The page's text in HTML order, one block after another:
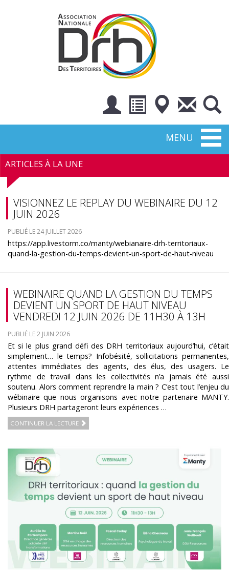
MENU
ARTICLES À LA UNE
VISIONNEZ LE REPLAY DU WEBINAIRE DU 12
JUIN 2026
PUBLIÉ LE 24 JUILLET 2026
https://app.livestorm.co/manty/webianaire-drh-territoriaux-
quand-la-gestion-du-temps-devient-un-sport-de-haut-niveau
WEBINAIRE QUAND LA GESTION DU TEMPS
DEVIENT UN SPORT DE HAUT NIVEAU
VENDREDI 12 JUIN 2026 DE 11H30 À 13H
PUBLIÉ LE 2 JUIN 2026
Et si le plus grand défi des DRH territoriaux aujourd’hui, c’était
simplement… le temps? Infobésité, sollicitations permanentes,
attentes immédiates des agents, des élus, des usagers. Le
rythme de travail dans les collectivités n’a jamais été aussi
soutenu. Alors comment reprendre la main ? C’est tout l’enjeu du
wébinaire que nous organisons avec notre partenaire MANTY.
Plusieurs DRH partageront leurs expériences …
CONTINUER LA LECTURE